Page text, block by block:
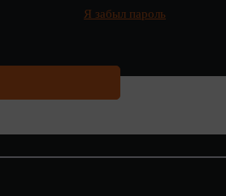
Я забыл пароль